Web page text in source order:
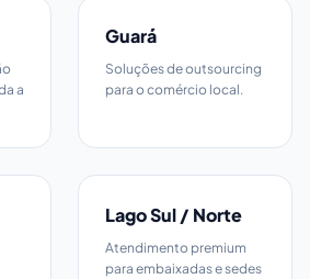
a
Guará
Soluções de outsourcing
para o comércio local.
Lago Sul / Norte
Atendimento premium
para embaixadas e sedes